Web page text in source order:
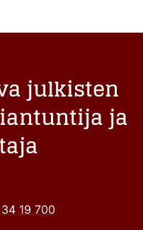
julkisten
ja
19 700